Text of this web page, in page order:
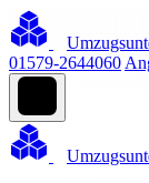
01579-2644060